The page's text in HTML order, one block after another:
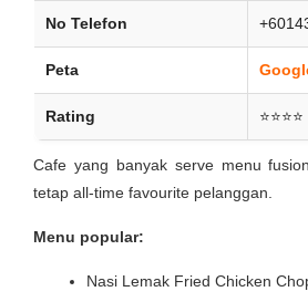
No Telefon
Peta
Rating ⭐⭐⭐⭐
Cafe yang banyak serve menu
tetap all-time favourite pelanggan.
Menu popular:
Nasi Lemak Fried Chicken